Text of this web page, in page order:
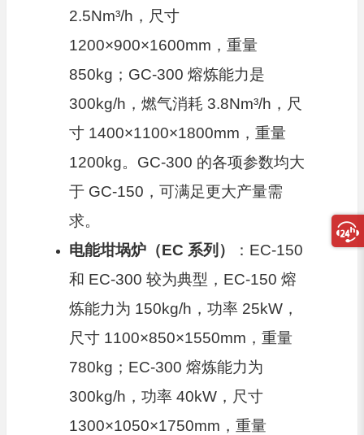
2.5Nm³/h，尺寸
1200×900×1600mm，重量
850kg；GC-300 熔炼能力是
300kg/h，燃气消耗 3.8Nm³/h，尺
寸 1400×1100×1800mm，重量
1200kg。GC-300 的各项参数均大
于 GC-150，可满足更大产量需
求。
电能坩埚炉（EC 系列）
：EC-150
和 EC-300 较为典型，EC-150 熔
炼能力为 150kg/h，功率 25kW，
尺寸 1100×850×1550mm，重量
780kg；EC-300 熔炼能力为
300kg/h，功率 40kW，尺寸
1300×1050×1750mm，重量